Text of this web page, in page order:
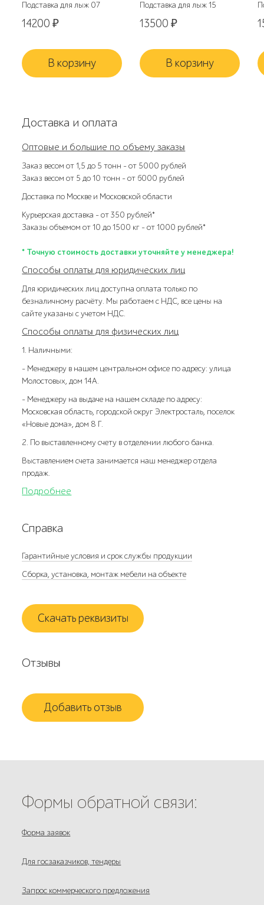
Подставка для лыж 07
14200₽
В корзину
Подставка для лыж 15
13500₽
В корзину
Доставка и оплата
Оптовые и большие по объему заказы
Заказ весом от 1,5 до 5 тонн – от 5000 рублей
Заказ весом от 5 до 10 тонн – от 6000 рублей
Доставка по Москве и Московской области
Курьерская доставка – от 350 рублей*
Заказы объемом от 10 до 1500 кг – от 1000 рублей*
* Точную стоимость доставки уточняйте у менеджера!
Способы оплаты для юридических лиц
Для юридических лиц доступна оплата только по
безналичному расчёту. Мы работаем с НДС, все цены на
сайте указаны с учетом НДС.
Способы оплаты для физических лиц
1. Наличными:
- Менеджеру в нашем центральном офисе по адресу: улица
Молостовых, дом 14А.
- Менеджеру на выдаче на нашем складе по адресу:
Московская область, городской округ Электросталь, поселок
«Новые дома», дом 8 Г.
2. По выставленному счету в отделении любого банка.
Выставлением счета занимается наш менеджер отдела
продаж.
Подробнее
Справка
Гарантийные условия и срок службы продукции
Сборка, установка, монтаж мебели на объекте
Скачать реквизиты
Отзывы
Добавить отзыв
Формы обратной связи:
Форма заявок
Для госзаказчиков, тендеры
Запрос коммерческого предложения